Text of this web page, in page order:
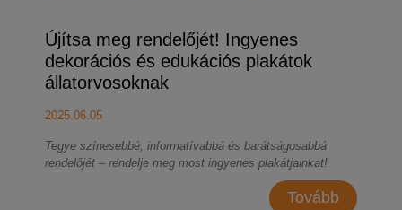
Újítsa meg rendelőjét! Ingyenes
dekorációs és edukációs plakátok
állatorvosoknak
2025.06.05
Tegye színesebbé, informatívabbá és barátságosabbá
rendelőjét – rendelje meg most ingyenes plakátjainkat!
Tovább